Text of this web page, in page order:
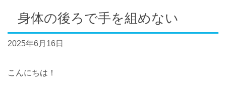
身体の後ろで手を組めない
2025年6月16日
こんにちは！